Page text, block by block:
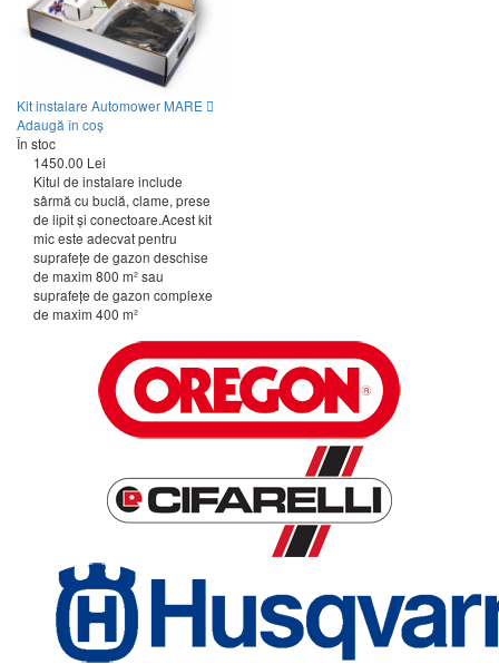
Kit instalare Automower MARE
Adaugă în coș
În stoc
1450.00 Lei
Kitul de instalare include
sârmă cu buclă, clame, prese
de lipit şi conectoare.Acest kit
mic este adecvat pentru
suprafeţe de gazon deschise
de maxim 800 m² sau
suprafeţe de gazon complexe
de maxim 400 m²